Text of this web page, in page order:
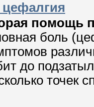
помощь
боль
до
точек